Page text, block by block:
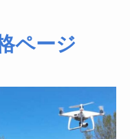
ページ